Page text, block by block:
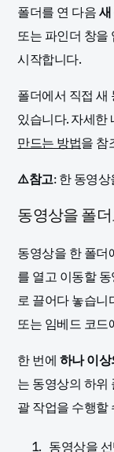
폴더를 연 다음
또는 파인더 창을
시작합니다.
폴더에서 직접 새
있습니다. 자세
만드는 방법을 참
⚠️참고: 한 동영
동영상을 폴
동영상을 한 폴더
를 열고 이동할
로 끌어다 놓습니
또는 임베드 코드
한 번에하나 이
는 동영상의 하위
괄 작업을 수행할
동영상을